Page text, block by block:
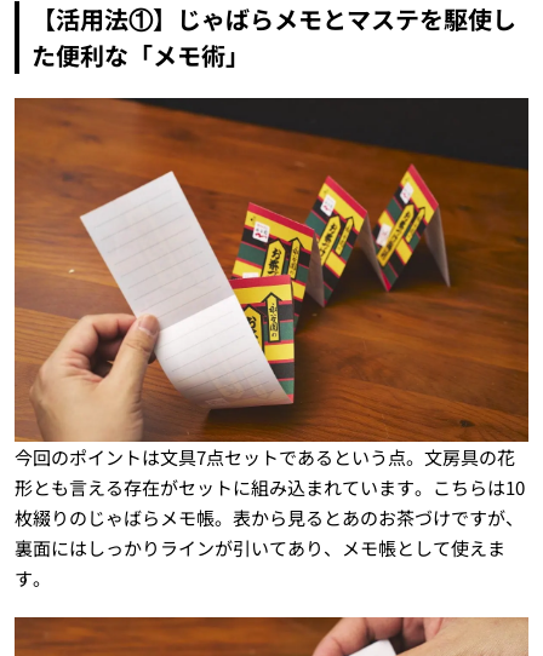
【活用法①】じゃばらメモとマステを駆使し
た便利な「メモ術」
今回のポイントは文具7点セットであるという点。文房具の花
形とも言える存在がセットに組み込まれています。こちらは10
枚綴りのじゃばらメモ帳。表から見るとあのお茶づけですが、
裏面にはしっかりラインが引いてあり、メモ帳として使えま
す。